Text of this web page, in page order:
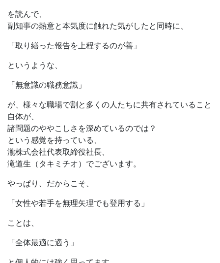
を読んで、
副知事の熱意と本気度に触れた気がしたと同時に、
「取り繕った報告を上程するのが善」
というような、
「無意識の職務意識」
が、様々な職場で割と多くの人たちに共有されていること
自体が、
諸問題のややこしさを深めているのでは？
という感覚を持っている、
瀧株式会社代表取締役社長、
滝道生（タキミチオ）でございます。
やっぱり、だからこそ、
「女性や若手を無理矢理でも登用する」
ことは、
「全体最適に適う」